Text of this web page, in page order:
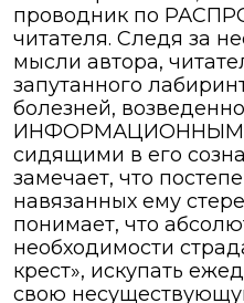
проводник по
читателя. Следя за
мысли автора,
запутанного
болезней,
сидящими в его
замечает, что
навязанных ему
понимает, что
необходимости
крест», искупать
свою